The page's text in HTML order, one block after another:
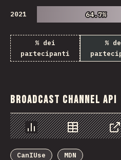
2021 64.7%
64.7%
% dei
partecipanti
%
Broadcast Channel API
Grafico Dati
CanIUse
MDN